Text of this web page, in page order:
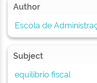
Author
Escola de
Subject
equilíbrio fiscal